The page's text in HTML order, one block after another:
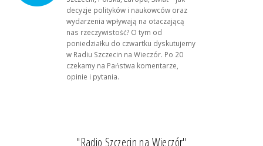
decyzje polityków i naukowców oraz
wydarzenia wpływają na otaczającą
nas rzeczywistość? O tym od
poniedziałku do czwartku dyskutujemy
w Radiu Szczecin na Wieczór. Po 20
czekamy na Państwa komentarze,
opinie i pytania.
"Radio Szczecin na Wieczór"